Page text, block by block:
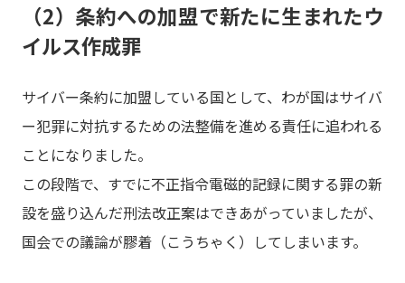
（2）条約への加盟で新たに生まれたウ
イルス作成罪
サイバー条約に加盟している国として、わが国はサイバ
ー犯罪に対抗するための法整備を進める責任に追われる
ことになりました。
この段階で、すでに不正指令電磁的記録に関する罪の新
設を盛り込んだ刑法改正案はできあがっていましたが、
国会での議論が膠着（こうちゃく）してしまいます。